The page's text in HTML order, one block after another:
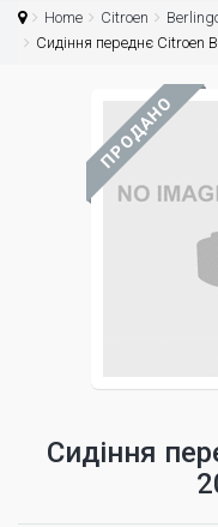
Home Citroen
Сидіння переднє Citroen
ПРОДАНО
Сидіння